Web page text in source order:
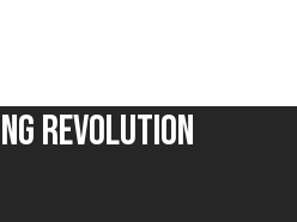
Revolution